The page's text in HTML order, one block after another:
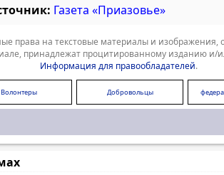
Газета «Приазовье»
права на текстовые материалы и изображения,
принадлежат процитированному изданию и/
Информация для правообладателей.
Волонтеры Добровольцы